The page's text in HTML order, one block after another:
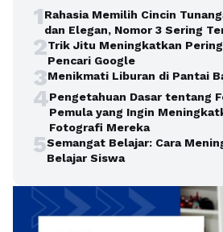
1Rahasia Memilih Cincin
dan Elegan, Nomor 3 Sering
2Trik Jitu Meningkatkan
Pencari Google
3Menikmati Liburan di Pantai
4Pengetahuan Dasar tentang
Pemula yang Ingin
Fotografi Mereka
5Semangat Belajar: Cara
Belajar Siswa